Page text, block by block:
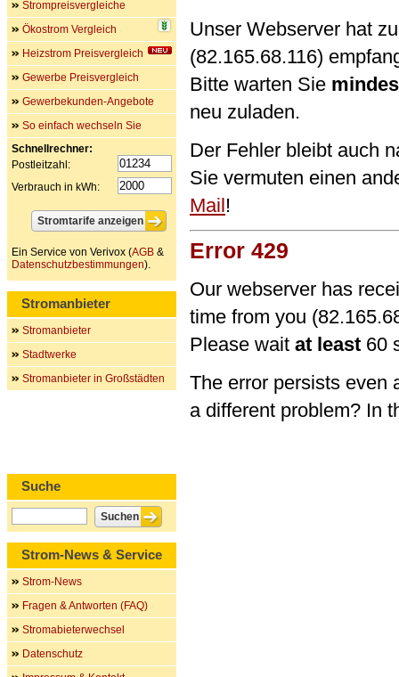
Unser Webserver hat
(82.165.68.116)
Bitte warten Sie
neu zuladen.
Der Fehler bleibt auch
Sie vermuten einen
Mail!
Error 429
Our webserver has
time from you
Please wait at least 60
The error persists even
a different problem? In
Strompreisvergleiche
Ökostrom Vergleich
Heizstrom Preisvergleich
Gewerbe Preisvergleich
Gewerbekunden-Angebote
So einfach wechseln Sie
Schnellrechner:
Postleitzahl:
Verbrauch in kWh:
Ein Service von Verivox (AGB &
Datenschutzbestimmungen).
Stromanbieter
Stromanbieter
Stadtwerke
Stromanbieter in Großstädten
Suche
Strom-News & Service
Strom-News
Fragen & Antworten (FAQ)
Stromabieterwechsel
Datenschutz